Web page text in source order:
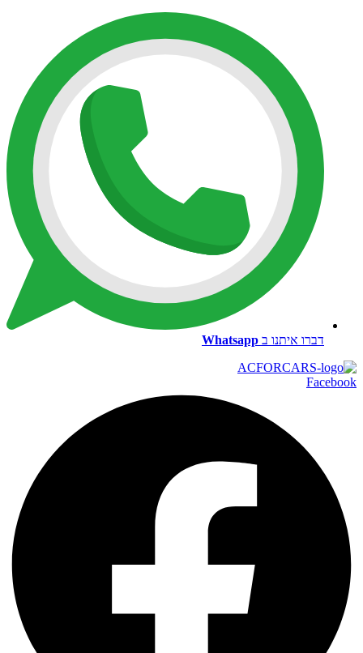
דברו איתנו ב Whatsapp
Facebook